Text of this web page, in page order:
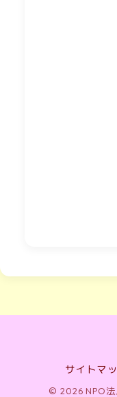
サイトマ
© 2026 NPO